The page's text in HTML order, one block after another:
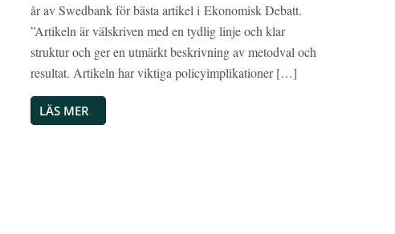
år av Swedbank för bästa artikel i Ekonomisk Debatt.
”Artikeln är välskriven med en tydlig linje och klar
struktur och ger en utmärkt beskrivning av metodval och
resultat. Artikeln har viktiga policyimplikationer […]
LÄS MER